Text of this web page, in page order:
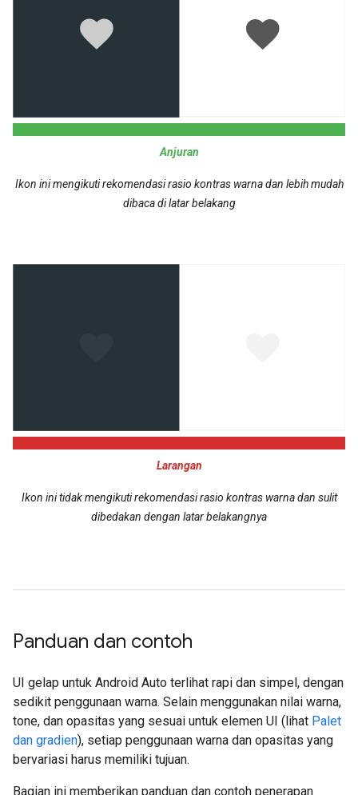
Anjuran
Ikon ini mengikuti rekomendasi rasio kontras warna dan lebih mudah
dibaca di latar belakang
Larangan
Ikon ini tidak mengikuti rekomendasi rasio kontras warna dan sulit
dibedakan dengan latar belakangnya
Panduan dan contoh
UI gelap untuk Android Auto terlihat rapi dan simpel, dengan
sedikit penggunaan warna. Selain menggunakan nilai warna,
tone, dan opasitas yang sesuai untuk elemen UI (lihat Palet
dan gradien), setiap penggunaan warna dan opasitas yang
bervariasi harus memiliki tujuan.
Bagian ini memberikan panduan dan contoh penerapan